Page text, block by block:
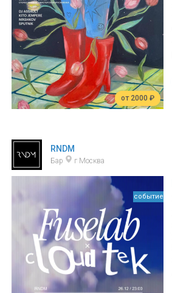
от 2000 ₽
RNDM
Бар г Москва
событие